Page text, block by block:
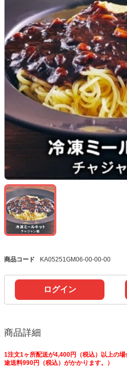
商品コード KA05251GM06-00-00-00
ログイン
商品詳細
1注文1ヶ所配送が4,400円（税込）以上の
途送料990円（税込）がかかります。）